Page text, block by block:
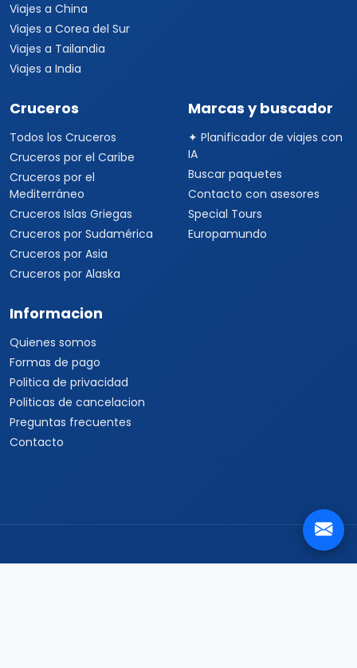
Viajes a China
Viajes a Corea del Sur
Viajes a Tailandia
Viajes a India
Cruceros
Todos los Cruceros
Cruceros por el Caribe
Cruceros por el
Mediterráneo
Cruceros Islas Griegas
Cruceros por Sudamérica
Cruceros por Asia
Cruceros por Alaska
Marcas y buscador
✦ Planificador de viajes con
IA
Buscar paquetes
Contacto con asesores
Special Tours
Europamundo
Informacion
Quienes somos
Formas de pago
Politica de privacidad
Politicas de cancelacion
Preguntas frecuentes
Contacto